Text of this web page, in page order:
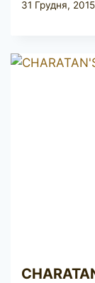
31 Грудня, 2015